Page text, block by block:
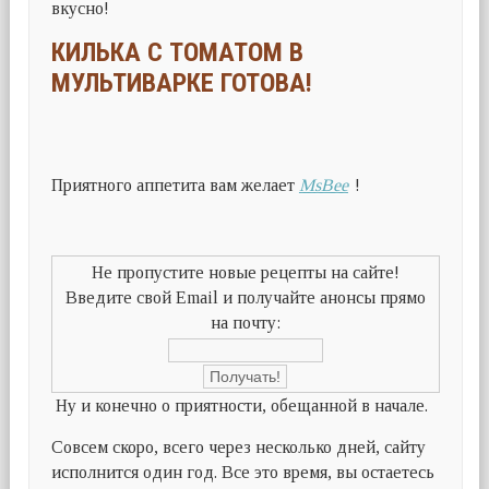
вкусно!
КИЛЬКА С ТОМАТОМ В
МУЛЬТИВАРКЕ ГОТОВА!
Приятного аппетита вам желает MsBee !
Не пропустите новые рецепты на сайте!
Введите свой Email и получайте анонсы прямо
на почту:
Ну и конечно о приятности, обещанной в начале.
Совсем скоро, всего через несколько дней, сайту
исполнится один год. Все это время, вы остаетесь